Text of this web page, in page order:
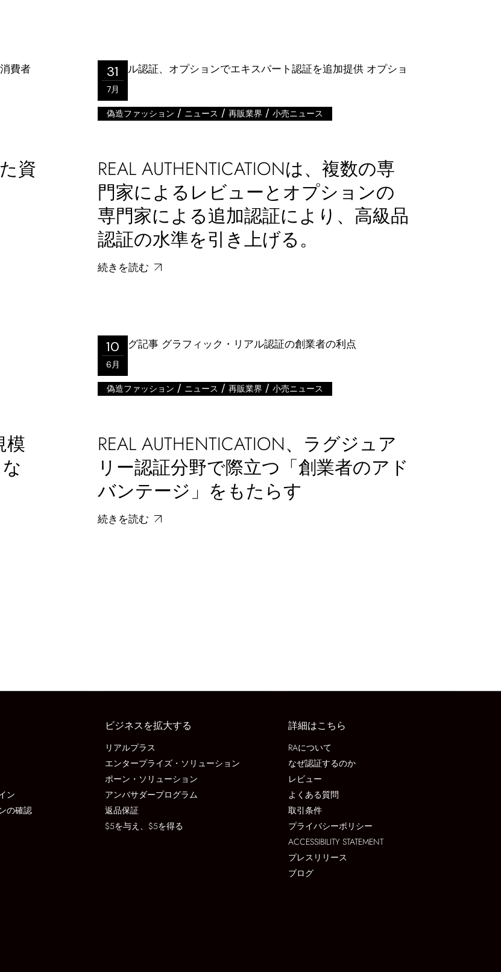
資
31
7月
偽造ファッション / ニュース /再販業界 /小売ニュース
REAL AUTHENTICATIONは、複数の専
門家によるレビューとオプションの
専門家による追加認証により、高級品
認証の水準を引き上げる。
続きを読む
模
10
6月
偽造ファッション / ニュース /再販業界 /小売ニュース
REAL AUTHENTICATION、ラグジュア
リー認証分野で際立つ「創業者のアド
バンテージ」をもたらす
続きを読む
ン
の確認
ビジネスを拡大する
リアルプラス
エンタープライズ・ソリューション
ポーン・ソリューション
アンバサダープログラム
返品保証
$5を与え、$5を得る
詳細はこちら
RAについて
なぜ認証するのか
レビュー
よくある質問
取引条件
プライバシーポリシー
ACCESSIBILITY STATEMENT
プレスリリース
ブログ